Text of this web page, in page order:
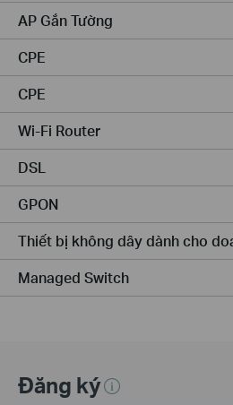
AP Gắn Tường
CPE
CPE
Wi-Fi Router
DSL
GPON
Thiết bị không dây dành cho
Managed Switch
Đăng ký